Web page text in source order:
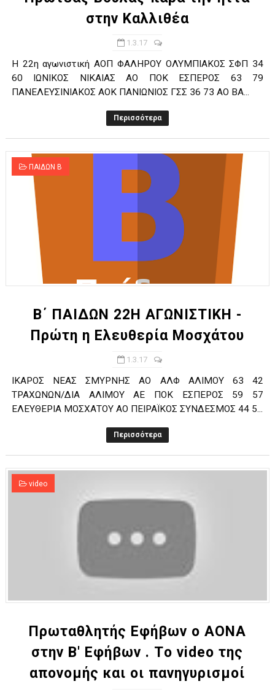
στην Καλλιθέα
1.3.17
Η 22η αγωνιστική ΑΟΠ ΦΑΛΗΡΟΥ ΟΛΥΜΠΙΑΚΟΣ ΣΦΠ 34
60 ΙΩΝΙΚΟΣ ΝΙΚΑΙΑΣ ΑΟ ΠΟΚ ΕΣΠΕΡΟΣ 63 79
ΠΑΝΕΛΕΥΣΙΝΙΑΚΟΣ ΑΟΚ ΠΑΝΙΩΝΙΟΣ ΓΣΣ 36 73 ΑΟ ΒΑ...
Περισσότερα
ΠΑΙΔΩΝ Β
Β΄ ΠΑΙΔΩΝ 22Η ΑΓΩΝΙΣΤΙΚΗ -
Πρώτη η Ελευθερία Μοσχάτου
1.3.17
ΙΚΑΡΟΣ ΝΕΑΣ ΣΜΥΡΝΗΣ ΑΟ ΑΛΦ ΑΛΙΜΟY 63 42
ΤΡΑΧΩΝΩΝ/ΔΙΑ ΑΛΙΜΟΥ ΑΕ ΠΟΚ ΕΣΠΕΡΟΣ 59 57
ΕΛΕΥΘΕΡΙΑ ΜΟΣΧΑΤΟΥ ΑΟ ΠΕΙΡΑΪΚΟΣ ΣΥΝΔΕΣΜΟΣ 44 5...
Περισσότερα
video
Πρωταθλητής Εφήβων ο ΑΟΝΑ
στην Β' Εφήβων . Tο video της
απονομής και οι πανηγυρισμοί